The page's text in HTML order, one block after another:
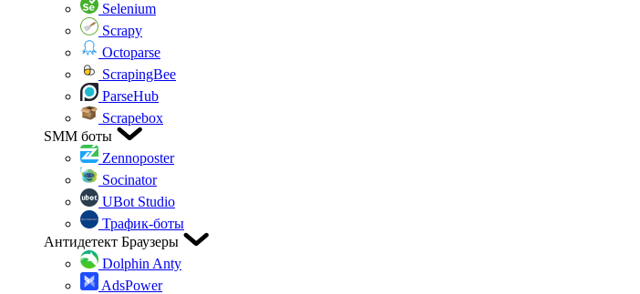
Selenium
Scrapy
Octoparse
ScrapingBee
ParseHub
Scrapebox
SMM боты
Zennoposter
Socinator
UBot Studio
Трафик-боты
Антидетект Браузеры
Dolphin Anty
AdsPower